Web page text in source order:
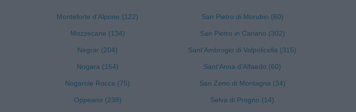
Monteforte d'Alpone (122)
Mozzecane (134)
Negrar (204)
Nogara (154)
Nogarole Rocca (75)
Oppeano (238)
San Pietro di Morubio (60)
San Pietro in Cariano (302)
Sant'Ambrogio di Valpolicella (315)
Sant'Anna d'Alfaedo (60)
San Zeno di Montagna (34)
Selva di Progno (14)